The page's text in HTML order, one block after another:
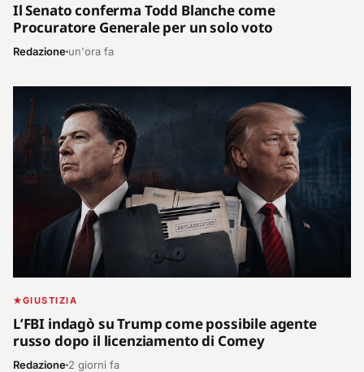
Il Senato conferma Todd Blanche come
Procuratore Generale per un solo voto
Redazione un'ora fa
GIUSTIZIA
L’FBI indagò su Trump come possibile agente
russo dopo il licenziamento di Comey
Redazione 2 giorni fa